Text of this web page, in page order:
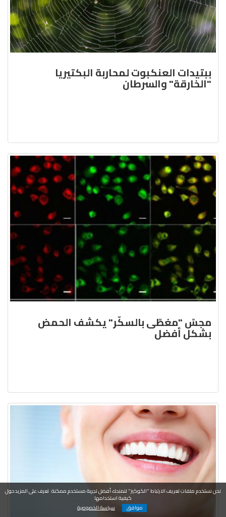
ببتيدات العنكبوت لمحاربة البكتيريا
"الخارقة" والسرطان
مجسّ "مغطّى بالسكّر" يكشف الحمض
بشكل أفضل
نحن نستخدم ملفات تعريف الارتباط "الكوكيز" لنمنحك أفضل تجربة مستخدم ممكنة. تعرف على المزيد حول
كيفية استخدامها
موافق
سياسة الخصوصية